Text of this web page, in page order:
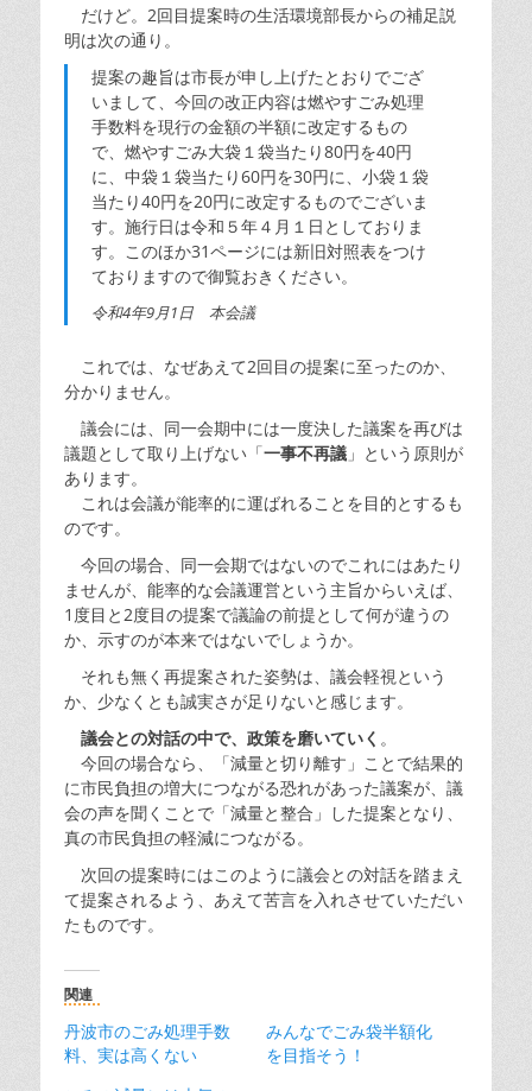
だけど。2回目提案時の生活環境部長からの補足説
明は次の通り。
提案の趣旨は市長が申し上げたとおりでござ
いまして、今回の改正内容は燃やすごみ処理
手数料を現行の金額の半額に改定するもの
で、燃やすごみ大袋１袋当たり80円を40円
に、中袋１袋当たり60円を30円に、小袋１袋
当たり40円を20円に改定するものでございま
す。施行日は令和５年４月１日としておりま
す。このほか31ページには新旧対照表をつけ
ておりますので御覧おきください。
令和4年9月1日 本会議
これでは、なぜあえて2回目の提案に至ったのか、
分かりません。
議会には、同一会期中には一度決した議案を再びは
議題として取り上げない「一事不再議 」という原則が
あります。
これは会議が能率的に運ばれることを目的とするも
のです。
今回の場合、同一会期ではないのでこれにはあたり
ませんが、能率的な会議運営という主旨からいえば、
1度目と2度目の提案で議論の前提として何が違うの
か、示すのが本来ではないでしょうか。
それも無く再提案された姿勢は、議会軽視という
か、少なくとも誠実さが足りないと感じます。
議会との対話の中で、政策を磨いていく 。
今回の場合なら、「減量と切り離す」ことで結果的
に市民負担の増大につながる恐れがあった議案が、議
会の声を聞くことで「減量と整合」した提案となり、
真の市民負担の軽減につながる。
次回の提案時にはこのように議会との対話を踏まえ
て提案されるよう、あえて苦言を入れさせていただい
たものです。
関連
丹波市のごみ処理手数
料、実は高くない
みんなでごみ袋半額化
を目指そう！